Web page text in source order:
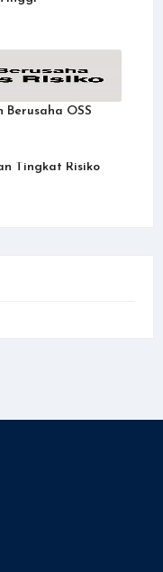
OSS
Tingkat Risiko